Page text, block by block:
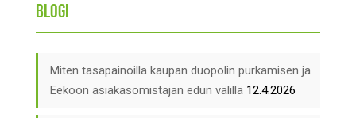
Blogi
Miten tasapainoilla kaupan duopolin purkamisen ja
Eekoon asiakasomistajan edun välillä 12.4.2026